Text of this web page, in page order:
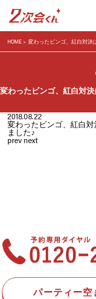
HOME 変わったビンゴ、紅白対決
変わったビンゴ、紅白対
2018.08.22
変わったビンゴ、紅白
ました♪
prevnext
パーティー空